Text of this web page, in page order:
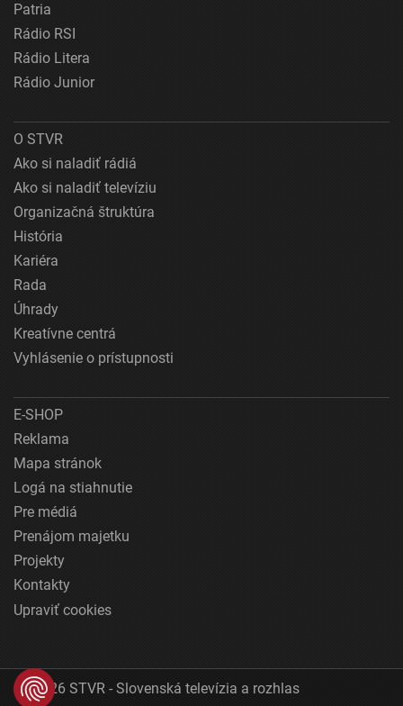
Patria
Rádio RSI
Rádio Litera
Rádio Junior
O STVR
Ako si naladiť rádiá
Ako si naladiť televíziu
Organizačná štruktúra
História
Kariéra
Rada
Úhrady
Kreatívne centrá
Vyhlásenie o prístupnosti
E-SHOP
Reklama
Mapa stránok
Logá na stiahnutie
Pre médiá
Prenájom majetku
Projekty
Kontakty
Upraviť cookies
© 2026 STVR - Slovenská televízia a rozhlas